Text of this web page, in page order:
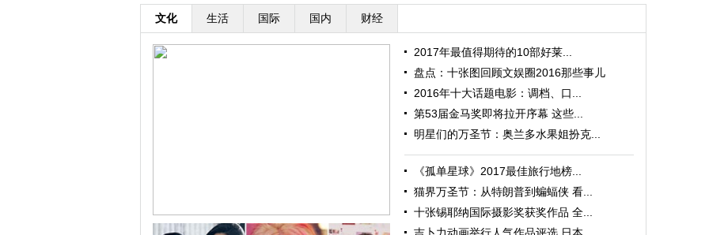
文化 生活 国际 国内 财经
2017年最值得期待的10部好莱...
盘点：十张图回顾文娱圈2016那些事儿
2016年十大话题电影：调档、口...
第53届金马奖即将拉开序幕 这些...
明星们的万圣节：奥兰多水果姐扮克...
《孤单星球》2017最佳旅行地榜...
猫界万圣节：从特朗普到蝙蝠侠 看...
十张锡耶纳国际摄影奖获奖作品 全...